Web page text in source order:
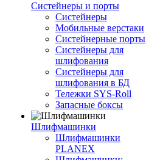
Систейнеры и порты
Систейнеры
Мобильные верстаки
Систейнерные порты
Систейнеры для
шлифования
Систейнеры для
шлифования в БД
Тележки SYS-Roll
Запасные боксы
Шлифмашинки
Шлифмашинки
PLANEX